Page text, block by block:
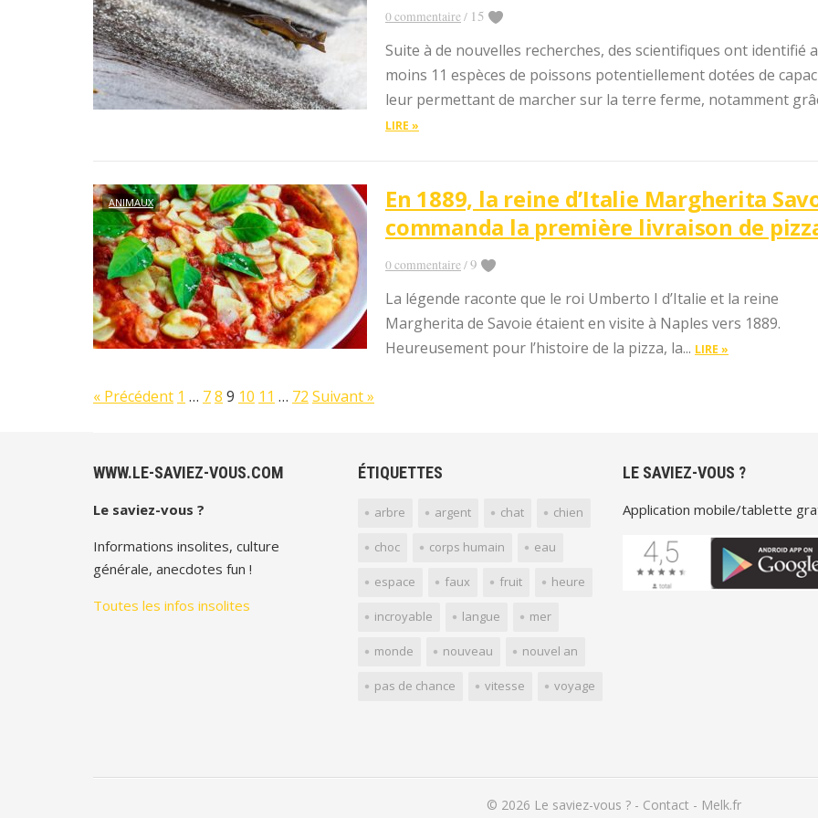
0 commentaire / 15
Suite à de nouvelles recherches, des scientifiques ont identifié
moins 11 espèces de poissons potentiellement dotées de
leur permettant de marcher sur la terre ferme, notamment
LIRE »
ANIMAUX
En 1889, la reine d’Italie Margherita
commanda la première livraison de
0 commentaire /9
La légende raconte que le roi Umberto I d’Italie et la reine
Margherita de Savoie étaient en visite à Naples vers 1889.
Heureusement pour l’histoire de la pizza, la... LIRE »
« Précédent 1 … 78 9 10 11 … 72 Suivant »
WWW.LE-SAVIEZ-VOUS.COM
Le saviez-vous ?
Informations insolites, culture
générale, anecdotes fun !
Toutes les infos insolites
ÉTIQUETTES
arbre argent chat chien
choc corps humain eau
espace faux fruit heure
incroyable langue mer
monde nouveau nouvel an
pas de chance vitesse voyage
LE SAVIEZ-VOUS ?
Application mobile/tablette
© 2026 Le saviez-vous ?- Contact - Melk.fr